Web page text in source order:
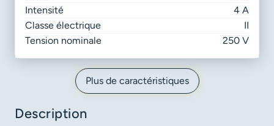
Intensité
4 A
Classe électrique
II
Tension nominale
250 V
Plus de caractéristiques
Description